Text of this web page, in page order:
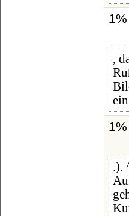
1%
,
1%
.).